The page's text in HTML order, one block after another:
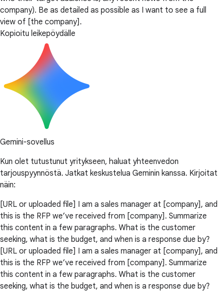
company). Be as detailed as possible as I want to see a full
view of [the company].
Kopioitu leikepöydälle
Gemini-sovellus
Kun olet tutustunut yritykseen, haluat yhteenvedon
tarjouspyynnöstä. Jatkat keskustelua Geminin kanssa. Kirjoitat
näin:
[URL or uploaded file] I am a sales manager at [company], and
this is the RFP we’ve received from [company]. Summarize
this content in a few paragraphs. What is the customer
seeking, what is the budget, and when is a response due by?
[URL or uploaded file] I am a sales manager at [company], and
this is the RFP we’ve received from [company]. Summarize
this content in a few paragraphs. What is the customer
seeking, what is the budget, and when is a response due by?